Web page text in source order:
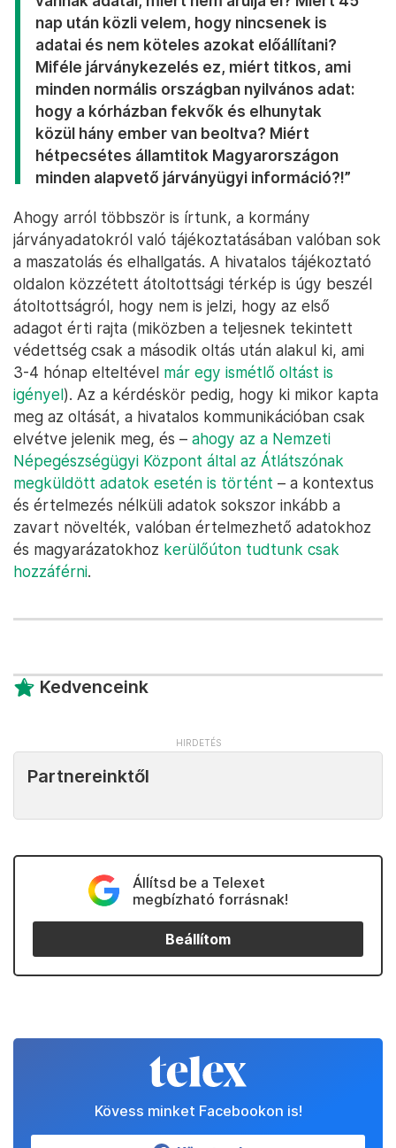
nap után közli velem, hogy nincsenek is
adatai és nem köteles azokat előállítani?
Miféle járványkezelés ez, miért titkos, ami
minden normális országban nyilvános adat:
hogy a kórházban fekvők és elhunytak
közül hány ember van beoltva? Miért
hétpecsétes államtitok Magyarországon
minden alapvető járványügyi információ?!”
Ahogy arról többször is írtunk, a kormány
járványadatokról való tájékoztatásában valóban sok
a maszatolás és elhallgatás. A hivatalos tájékoztató
oldalon közzétett átoltottsági térkép is úgy beszél
átoltottságról, hogy nem is jelzi, hogy az első
adagot érti rajta (miközben a teljesnek tekintett
védettség csak a második oltás után alakul ki, ami
3-4 hónap elteltével már egy ismétlő oltást is
igényel). Az a kérdéskör pedig, hogy ki mikor kapta
meg az oltását, a hivatalos kommunikációban csak
elvétve jelenik meg, és – ahogy az a Nemzeti
Népegészségügyi Központ által az Átlátszónak
megküldött adatok esetén is történt – a kontextus
és értelmezés nélküli adatok sokszor inkább a
zavart növelték, valóban értelmezhető adatokhoz
és magyarázatokhoz kerülőúton tudtunk csak
hozzáférni.
Kedvenceink
Partnereinktől
Állítsd be a Telexet
megbízható forrásnak!
Beállítom
Kövess minket Facebookon is!